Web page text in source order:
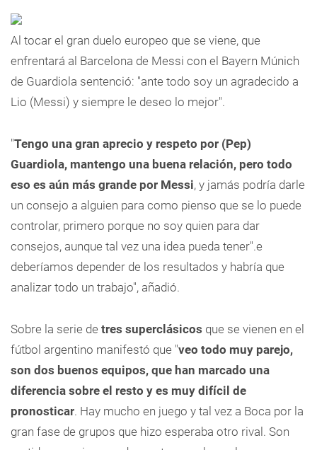
Al tocar el gran duelo europeo que se viene, que
enfrentará al Barcelona de Messi con el Bayern Múnich
de Guardiola sentenció: "ante todo soy un agradecido a
Lio (Messi) y siempre le deseo lo mejor".
"Tengo una gran aprecio y respeto por (Pep)
Guardiola, mantengo una buena relación, pero todo
eso es aún más grande por Messi, y jamás podría darle
un consejo a alguien para como pienso que se lo puede
controlar, primero porque no soy quien para dar
consejos, aunque tal vez una idea pueda tener".e
deberíamos depender de los resultados y habría que
analizar todo un trabajo", añadió.
Sobre la serie de tres superclásicos que se vienen en el
fútbol argentino manifestó que "veo todo muy parejo,
son dos buenos equipos, que han marcado una
diferencia sobre el resto y es muy difícil de
pronosticar. Hay mucho en juego y tal vez a Boca por la
gran fase de grupos que hizo esperaba otro rival. Son